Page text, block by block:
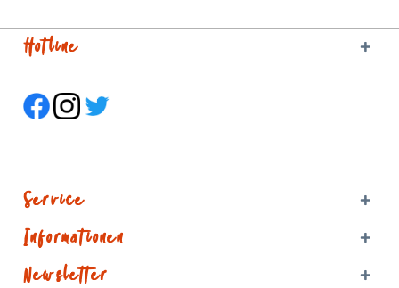
Hotline
Service
Informationen
Newsletter